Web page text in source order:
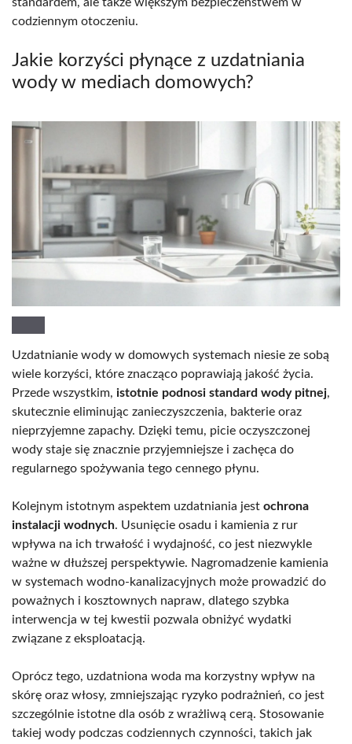
codziennym otoczeniu.
Jakie korzyści płynące z uzdatniania
wody w mediach domowych?
Uzdatnianie wody w domowych systemach niesie ze sobą
wiele korzyści, które znacząco poprawiają jakość życia.
Przede wszystkim, istotnie podnosi standard wody pitnej,
skutecznie eliminując zanieczyszczenia, bakterie oraz
nieprzyjemne zapachy. Dzięki temu, picie oczyszczonej
wody staje się znacznie przyjemniejsze i zachęca do
regularnego spożywania tego cennego płynu.
Kolejnym istotnym aspektem uzdatniania jest ochrona
instalacji wodnych. Usunięcie osadu i kamienia z rur
wpływa na ich trwałość i wydajność, co jest niezwykle
ważne w dłuższej perspektywie. Nagromadzenie kamienia
w systemach wodno-kanalizacyjnych może prowadzić do
poważnych i kosztownych napraw, dlatego szybka
interwencja w tej kwestii pozwala obniżyć wydatki
związane z eksploatacją.
Oprócz tego, uzdatniona woda ma korzystny wpływ na
skórę oraz włosy, zmniejszając ryzyko podrażnień, co jest
szczególnie istotne dla osób z wrażliwą cerą. Stosowanie
takiej wody podczas codziennych czynności, takich jak